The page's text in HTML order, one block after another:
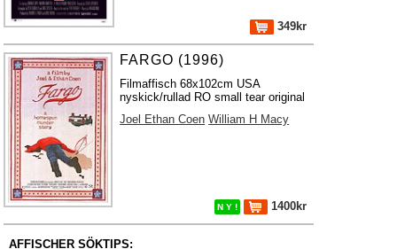
349kr
FARGO (1996)
Filmaffisch 68x102cm USA
nyskick/rullad RO small tear original
Joel Ethan Coen William H Macy
N Y ! 1400kr
AFFISCHER SÖKTIPS: